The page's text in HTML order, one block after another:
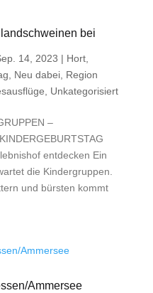
bei
14, 2023 | Hort,
Neu dabei, Region
Unkategorisiert
–
entdecken Ein
die Kindergruppen.
und bürsten kommt
Ammersee